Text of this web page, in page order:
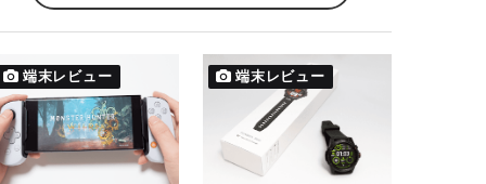
端末レビュー 端末レビュー